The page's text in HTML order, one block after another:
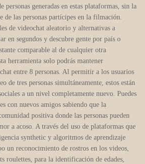
personas generadas en estas plataformas, sin la
de las personas partícipes en la filmación.
de videochat aleatorio y alternativas a
en segundos y descubre gente por país o
comparable al de cualquier otra
herramienta solo podrás mantener
entre 8 personas. Al permitir a los usuarios
de tres personas simultáneamente, estos están
a un nivel completamente nuevo. Puedes
con nuevos amigos sabiendo que la
positiva donde las personas pueden
a acoso. A través del uso de plataformas que
synthetic y algoritmos de aprendizaje
un reconocimiento de rostros en los videos,
roulettes, para la identificación de edades,